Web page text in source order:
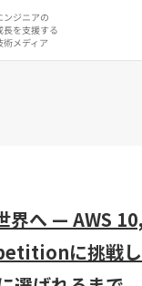
ンジニアの
長を支援する
術メディア
/スクラム」の
/スクラム」のタグ
ー（19）
アジャ
ド」の記事一
CD（9）
クチャ（5）
3）
CloudWatch（
を見る
AIエージェント（4
3）
Gemini（3）
CNN（1） 深層学
の記事一覧を見
5）
Python（4）
（1）
アクセス
MySQL（1）
」の記事一覧
Dart（6）
Swift
ントエンド」の
ントエンド」のタ
）
Astro（10）
一覧を見る
（48）
イベント
ンダー2024（25）
24）
日本CTO協会
界へ — AWS
に挑戦し